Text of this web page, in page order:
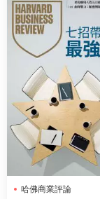
哈佛商業評論